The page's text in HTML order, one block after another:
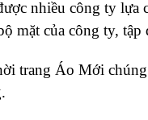
nhiều công ty
mặt của công ty, tập
trang Áo Mới